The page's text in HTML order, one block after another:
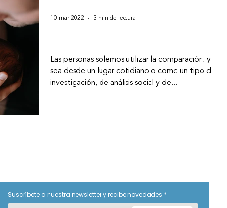
Las personas solemos utilizar la comparación, ya
sea desde un lugar cotidiano o como un tipo de
investigación, de análisis social y de...
10 mar 2022 3 min de lectura
Suscríbete a nuestra newsletter y recibe novedades